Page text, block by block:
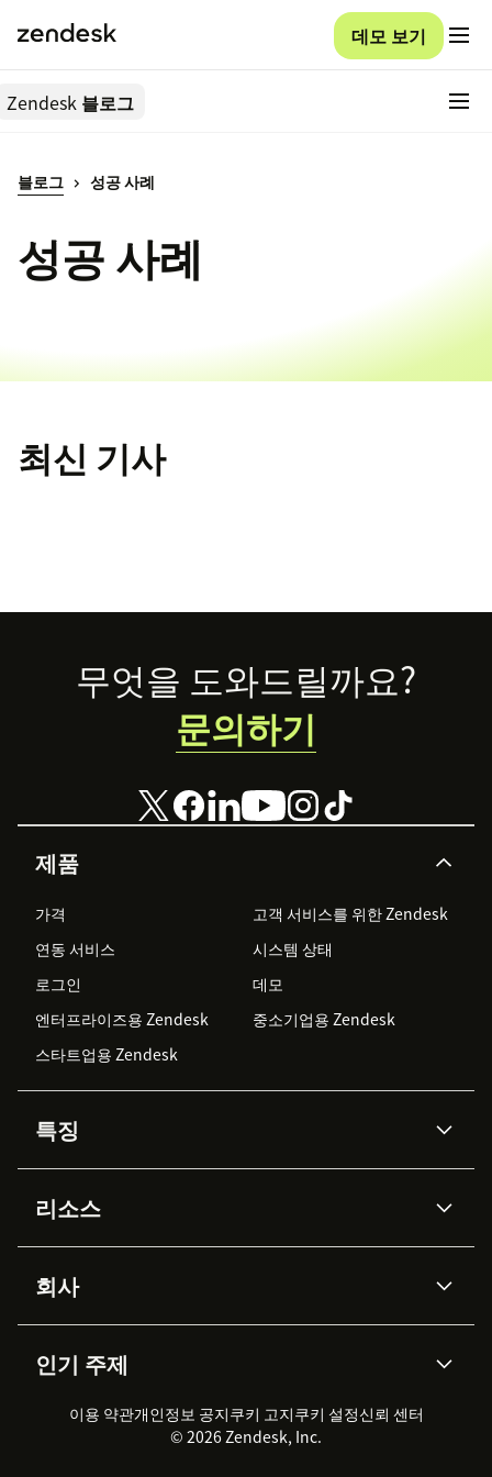
데모 보기
Zendesk 블로그
블로그 성공 사례
성공 사례
최신 기사
Footer
제품
가격
고객 서비스를 위한 Zendesk
연동 서비스
시스템 상태
로그인
데모
엔터프라이즈용 Zendesk
중소기업용 Zendesk
스타트업용 Zendesk
특징
Zendesk AI
Advanced Data Privacy &
Protection
지식창고
워크포스 관리
실시간 채팅
클라이언트 포털
리소스
API & 개발자
AI 리서치
이벤트 & 웨비나
고객 사례
회사
채용 정보
지속 가능성 보고서
Zendesk Foundation
법적 정보
인기 주제
2026 CX 트렌드
제품 업데이트
고객 서비스 소프트웨어
헬프 데스크 통합 티켓 관리 소
무엇을 도와드릴까요?
문의하기
이용 약관개인정보 공지쿠키 고지쿠키 설정신뢰 센터
© 2026 Zendesk, Inc.